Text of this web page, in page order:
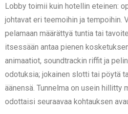
Lobby toimii kuin hotellin eteinen:
johtavat eri teemoihin ja tempoihin.
pelamaan määrättyä tuntia tai
itsessään antaa pienen
animaatiot, soundtrackin riffit ja
odotuksia; jokainen slotti tai pöytä
äänensä. Tunnelma on usein hillitty
odottaisi seuraavaa kohtauksen